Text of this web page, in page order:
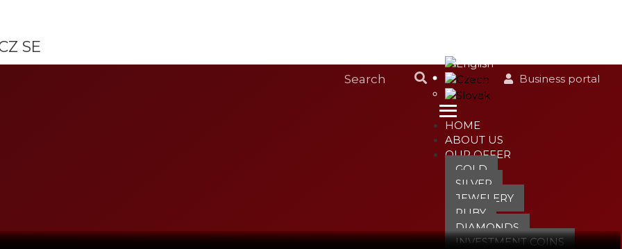
SE
Business portal
HOME
ABOUT US
OUR OFFER
GOLD
SILVER
JEWELERY
RUBY
DIAMONDS
INVESTMENT COINS